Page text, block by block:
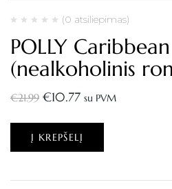
(0 atsiliepimas)
POLLY
(nealkoholinis
€21.99 €10.77 su PVM
Į KREPŠELĮ